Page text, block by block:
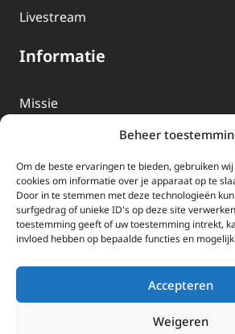
Beheer
Om de beste ervaringen te bieden, gebruiken
cookies om informatie over je apparaat op te
Door in te stemmen met deze technologieën
surfgedrag of unieke ID's op deze site
toestemming geeft of uw toestemming intrekt,
invloed hebben op bepaalde functies en
Accepteren
Weigeren
Livestream
Informatie
Missie
EWTN-Team
Organisatiegegevens
Doneren
EWTN wordt uitsluitend gefinancierd
Wij ontvangen bewust geen